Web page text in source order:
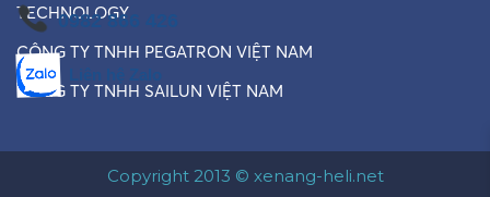
TECHNOLOGY
CÔNG TY TNHH PEGATRON VIỆT NAM
CÔNG TY TNHH SAILUN VIỆT NAM
Copyright 2013 © xenang-heli.net
0982 866 426